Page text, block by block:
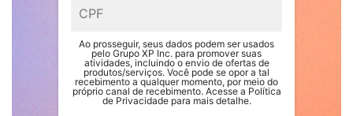
Ao prosseguir, seus dados podem ser usados
pelo Grupo XP Inc. para promover suas
atividades, incluindo o envio de ofertas de
produtos/serviços. Você pode se opor a tal
recebimento a qualquer momento, por meio do
próprio canal de recebimento. Acesse a Política
de Privacidade para mais detalhe.